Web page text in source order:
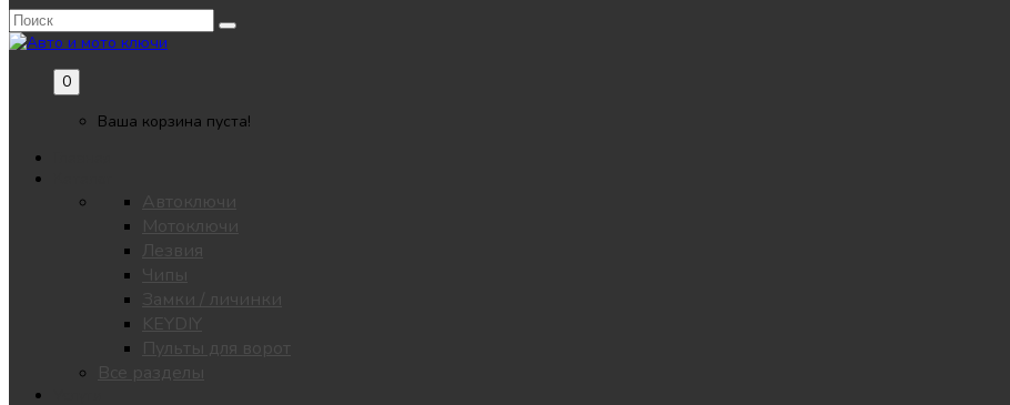
0
Ваша корзина пуста!
Автоключи
Мотоключи
Лезвия
Замки / личинки
KEYDIY
Пульты для ворот
Все разделы